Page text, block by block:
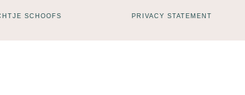
SCHOOFS PRIVACY STATEMENT